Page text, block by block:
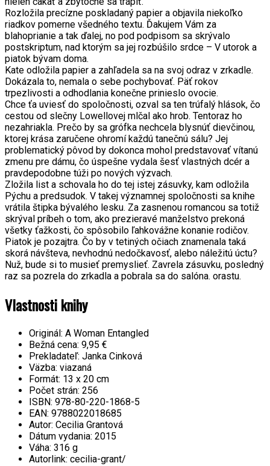
Rozložila precízne poskladaný papier a objavila niekoľko
riadkov pomerne všedného textu. Ďakujem Vám za
blahoprianie a tak ďalej, no pod podpisom sa skrývalo
postskriptum, nad ktorým sa jej rozbúšilo srdce – V utorok a
piatok bývam doma.
Kate odložila papier a zahľadela sa na svoj odraz v zrkadle.
Dokázala to, nemala o sebe pochybovať. Päť rokov
trpezlivosti a odhodlania konečne prinieslo ovocie.
Chce ťa uviesť do spoločnosti, ozval sa ten trúfalý hlások, čo
cestou od slečny Lowellovej mlčal ako hrob. Tentoraz ho
nezahriakla. Prečo by sa grófka nechcela blysnúť dievčinou,
ktorej krása zaručene ohromí každú tanečnú sálu? Jej
problematický pôvod by dokonca mohol predstavovať vítanú
zmenu pre dámu, čo úspešne vydala šesť vlastných dcér a
pravdepodobne túži po nových výzvach.
Zložila list a schovala ho do tej istej zásuvky, kam odložila
Pýchu a predsudok. V takej významnej spoločnosti sa knihe
vrátila štipka bývalého lesku. Za zasnenou romancou sa totiž
skrýval príbeh o tom, ako prezieravé manželstvo prekoná
všetky ťažkosti, čo spôsobilo ľahkovážne konanie rodičov.
Piatok je pozajtra. Čo by v tetiných očiach znamenala taká
skorá návšteva, nevhodnú nedočkavosť, alebo náležitú úctu?
Nuž, bude si to musieť premyslieť. Zavrela zásuvku, posledný
raz sa pozrela do zrkadla a pobrala sa do salóna. orastu.
Vlastnosti knihy
Originál: A Woman Entangled
Bežná cena: 9,95 €
Prekladateľ: Janka Cinková
Väzba: viazaná
Formát: 13 x 20 cm
Počet strán: 256
ISBN: 978-80-220-1868-5
EAN: 9788022018685
Autor: Cecilia Grantová
Dátum vydania: 2015
Váha: 316 g
Autorlink: cecilia-grant/